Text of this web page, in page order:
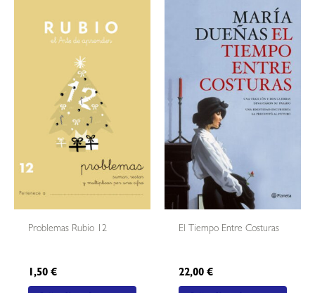
Problemas Rubio 12
1,50€
El Tiempo Entre Costuras
22,00€